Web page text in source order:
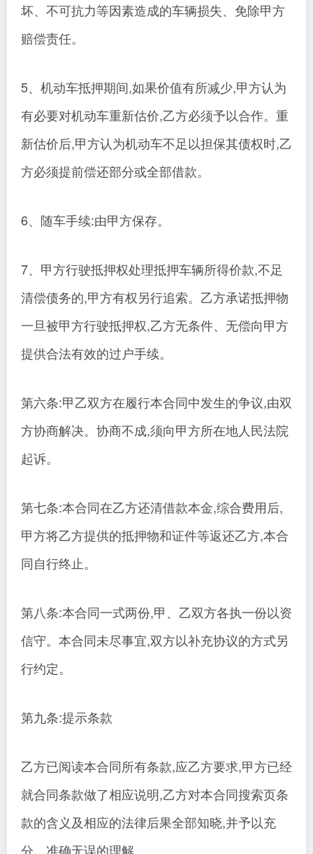
坏、不可抗力等因素造成的车辆损失、免除甲方
赔偿责任。
5、机动车抵押期间,如果价值有所减少,甲方认为
有必要对机动车重新估价,乙方必须予以合作。重
新估价后,甲方认为机动车不足以担保其债权时,乙
方必须提前偿还部分或全部借款。
6、随车手续:由甲方保存。
7、甲方行驶抵押权处理抵押车辆所得价款,不足
清偿债务的,甲方有权另行追索。乙方承诺抵押物
一旦被甲方行驶抵押权,乙方无条件、无偿向甲方
提供合法有效的过户手续。
第六条:甲乙双方在履行本合同中发生的争议,由双
方协商解决。协商不成,须向甲方所在地人民法院
起诉。
第七条:本合同在乙方还清借款本金,综合费用后,
甲方将乙方提供的抵押物和证件等返还乙方,本合
同自行终止。
第八条:本合同一式两份,甲、乙双方各执一份以资
信守。本合同未尽事宜,双方以补充协议的方式另
行约定。
第九条:提示条款
乙方已阅读本合同所有条款,应乙方要求,甲方已经
就合同条款做了相应说明,乙方对本合同搜索页条
款的含义及相应的法律后果全部知晓,并予以充
分、准确无误的理解。